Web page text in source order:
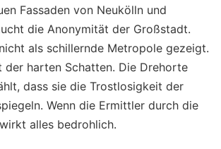
Fassaden von Neukölln und
die Anonymität der Großstadt.
als schillernde Metropole gezeigt.
der harten Schatten. Die Drehorte
dass sie die Trostlosigkeit der
Wenn die Ermittler durch die
alles bedrohlich.